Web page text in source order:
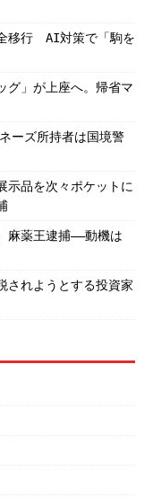
移行 AI対策で「駒を
グ」が上座へ。帰省マ
ーズ所持者は国境警
示品を次々ポケットに
麻薬王逮捕――動機は
されようとする投資家